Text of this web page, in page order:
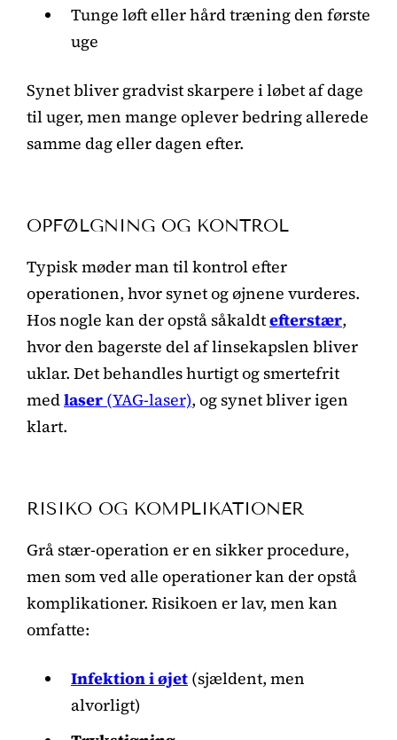
Tunge løft eller hård træning den første
uge
Synet bliver gradvist skarpere i løbet af dage
til uger, men mange oplever bedring allerede
samme dag eller dagen efter.
OPFØLGNING OG KONTROL
Typisk møder man til kontrol efter
operationen, hvor synet og øjnene vurderes.
Hos nogle kan der opstå såkaldtefterstær,
hvor den bagerste del af linsekapslen bliver
uklar. Det behandles hurtigt og smertefrit
medlaser (YAG-laser), og synet bliver igen
klart.
RISIKO OG KOMPLIKATIONER
Grå stær-operation er en sikker procedure,
men som ved alle operationer kan der opstå
komplikationer. Risikoen er lav, men kan
omfatte:
Infektion i øjet (sjældent, men
alvorligt)